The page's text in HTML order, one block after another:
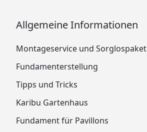
Allgemeine Informationen
Montageservice und Sorglospaket
Fundamenterstellung
Tipps und Tricks
Karibu Gartenhaus
Fundament für Pavillons